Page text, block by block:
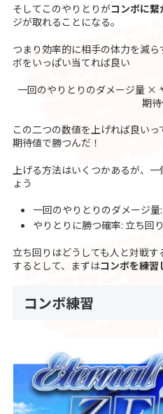
そしてこのやりとりがコンボに繋
ジが取れることになる。
つまり効率的に相手の体力を減
ボをいっぱい当てれば良い
一回のやりとりのダメージ量 ×
期
この二つの数値を上げれば良いっ
期待値で勝つんだ！
上げる方法はいくつかあるが、
ょう
一回のやりとりのダメージ
やりとりに勝つ確率: 立ち回
立ち回りはどうしても人と対戦
するとして、まずはコンボを練習
コンボ練習